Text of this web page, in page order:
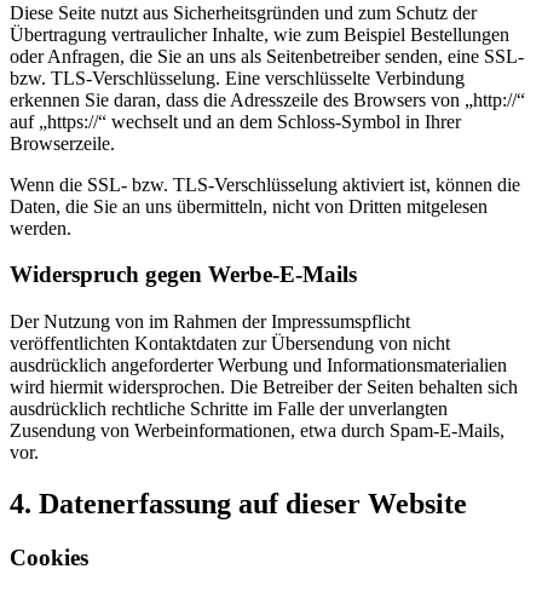
Diese Seite nutzt aus Sicherheitsgründen und zum Schutz der
Übertragung vertraulicher Inhalte, wie zum Beispiel Bestellungen
oder Anfragen, die Sie an uns als Seitenbetreiber senden, eine SSL-
bzw. TLS-Verschlüsselung. Eine verschlüsselte Verbindung
erkennen Sie daran, dass die Adresszeile des Browsers von „http://“
auf „https://“ wechselt und an dem Schloss-Symbol in Ihrer
Browserzeile.
Wenn die SSL- bzw. TLS-Verschlüsselung aktiviert ist, können die
Daten, die Sie an uns übermitteln, nicht von Dritten mitgelesen
werden.
Widerspruch gegen Werbe-E-Mails
Der Nutzung von im Rahmen der Impressumspflicht
veröffentlichten Kontaktdaten zur Übersendung von nicht
ausdrücklich angeforderter Werbung und Informationsmaterialien
wird hiermit widersprochen. Die Betreiber der Seiten behalten sich
ausdrücklich rechtliche Schritte im Falle der unverlangten
Zusendung von Werbeinformationen, etwa durch Spam-E-Mails,
vor.
4. Datenerfassung auf dieser Website
Cookies